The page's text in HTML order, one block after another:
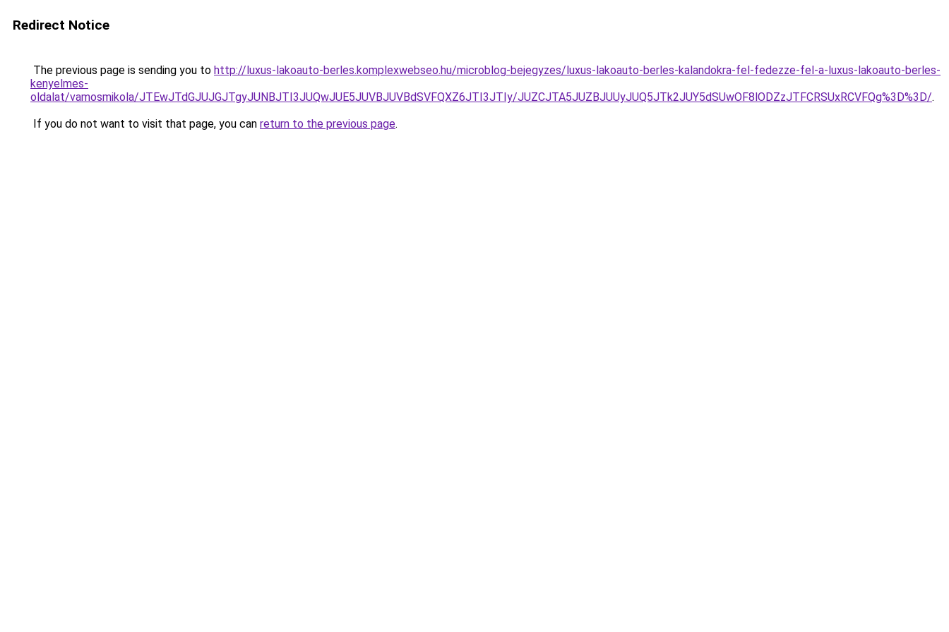
Redirect Notice
The previous page is sending you to http://luxus-lakoauto-berles.komplexwebseo.hu/microblog-bejegyzes/luxus-lakoauto-berles-kalandokra-fel-fedezze-fel-a-luxus-lakoauto-berles-
kenyelmes-
oldalat/vamosmikola/JTEwJTdGJUJGJTgyJUNBJTI3JUQwJUE5JUVBJUVBdSVFQXZ6JTI3JTIy/JUZCJTA5JUZBJUUyJUQ5JTk2JUY5dSUwOF8lODZzJTFCRSUxRCVFQg%3D%3D/.
If you do not want to visit that page, you can return to the previous page.